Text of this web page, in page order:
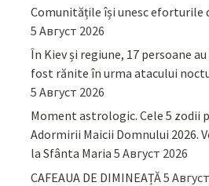
Comunitățile își unesc eforturile
5 Август 2026
În Kiev și regiune, 17 persoane
fost rănite în urma atacului
5 Август 2026
Moment astrologic. Cele 5 zodii
Adormirii Maicii Domnului 2026.
la Sfânta Maria 5 Август 2026
CAFEAUA DE DIMINEAȚĂ5